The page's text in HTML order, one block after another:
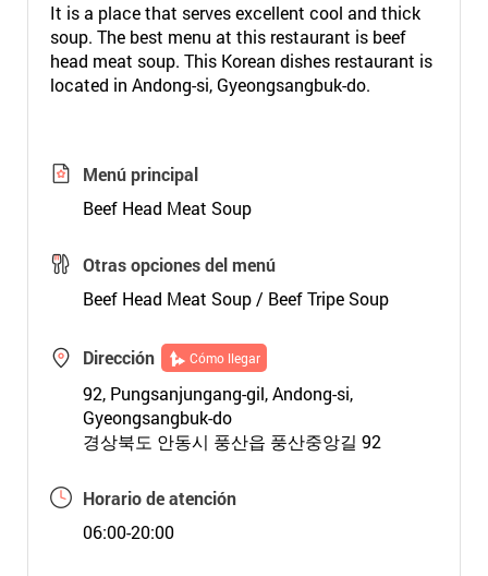
It is a place that serves excellent cool and thick
soup. The best menu at this restaurant is beef
head meat soup. This Korean dishes restaurant is
located in Andong-si, Gyeongsangbuk-do.
Menú principal
Beef Head Meat Soup
Otras opciones del menú
Beef Head Meat Soup / Beef Tripe Soup
Dirección Cómo llegar
92, Pungsanjungang-gil, Andong-si,
Gyeongsangbuk-do
경상북도 안동시 풍산읍 풍산중앙길 92
Horario de atención
06:00-20:00